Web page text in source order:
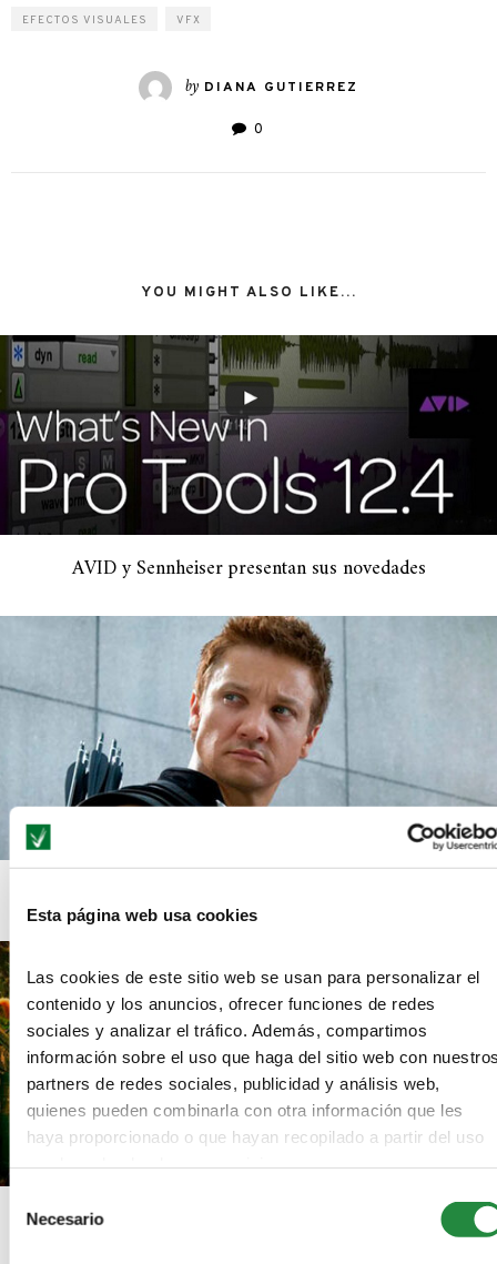
Esta página web usa cookies
Las cookies de este sitio web se usan para personalizar el
contenido y los anuncios, ofrecer funciones de redes
sociales y analizar el tráfico. Además, compartimos
información sobre el uso que haga del sitio web con
partners de redes sociales, publicidad y análisis web,
quienes pueden combinarla con otra información que les
haya proporcionado o que hayan recopilado a partir del uso
Necesario
EFECTOS VISUALES VFX
by DIANA GUTIERREZ
0
YOU MIGHT ALSO LIKE...
AVID y Sennheiser presentan sus novedades
Dora Exploradora, cobra vida en el cine